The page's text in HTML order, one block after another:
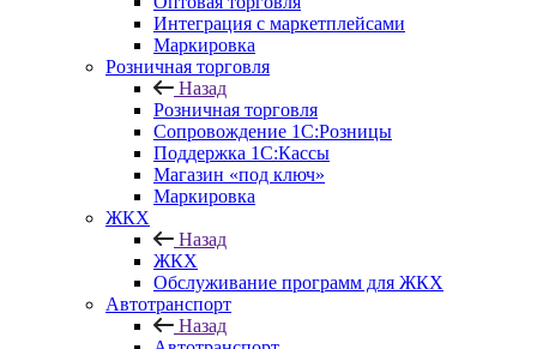
Интеграция с маркетплейсами
Маркировка
Розничная торговля
Назад
Розничная торговля
Сопровождение 1С:Розницы
Поддержка 1С:Кассы
Магазин «под ключ»
Маркировка
ЖКХ
Назад
ЖКХ
Обслуживание программ для ЖКХ
Автотранспорт
Назад